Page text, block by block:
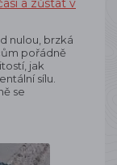
a zůstat v
nulou, brzká
pořádně
jak
sílu.
se